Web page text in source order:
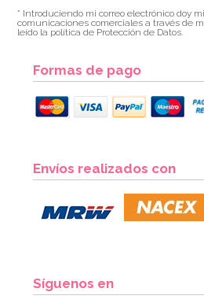
* Introduciendo mi correo electrónico doy
comunicaciones comerciales a través de
leído la política de Protección de Datos.
Formas de pago
Envíos realizados con
Síguenos en